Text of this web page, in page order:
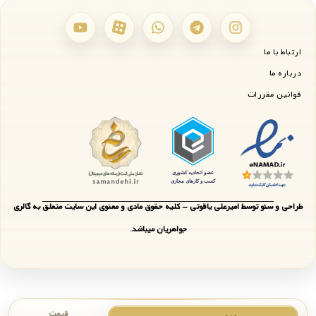
ارتباط با ما
درباره ما
قوانین مقررات
طراحی و سئو توسط امیرعلی یاقوتی - کلیه حقوق مادی و معنوی این سایت متعلق به گالری
جواهریان میباشد.